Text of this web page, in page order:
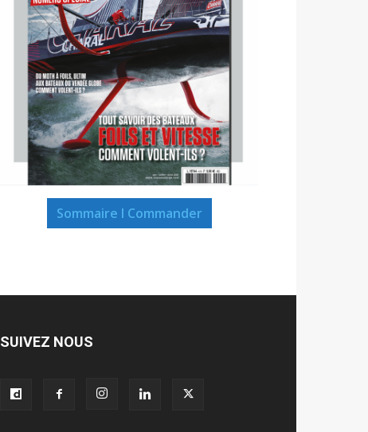
Sommaire I Commander
SUIVEZ NOUS